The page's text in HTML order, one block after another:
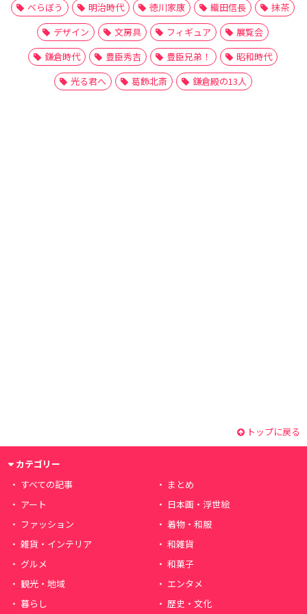
べらぼう
明治時代 徳川家康 織田信長
抹茶
デザイン
文房具 フィギュア
展覧会
鎌倉時代
豊臣秀吉 豊臣兄弟！
昭和時代
光る君へ
葛飾北斎 鎌倉殿の13人
トップに戻る
カテゴリー
すべての記事
まとめ
アート
日本画・浮世絵
ファッション
着物・和服
雑貨・インテリア
和雑貨
グルメ
和菓子
観光・地域
エンタメ
暮らし
歴史・文化